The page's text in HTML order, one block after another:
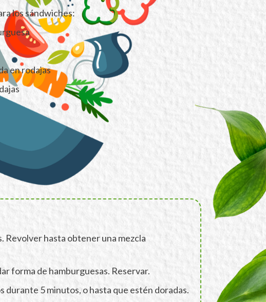
los sándwiches:
en rodajas
Revolver hasta obtener una mezcla
forma de hamburguesas. Reservar.
durante 5 minutos, o hasta que estén doradas.